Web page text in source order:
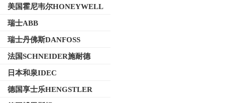
美国霍尼韦尔HONEYWELL
瑞士ABB
瑞士丹佛斯DANFOSS
法国SCHNEIDER施耐德
日本和泉IDEC
德国享士乐HENGSTLER